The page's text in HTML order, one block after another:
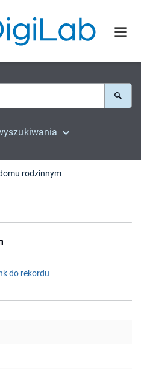
rodzinnym
do rekordu